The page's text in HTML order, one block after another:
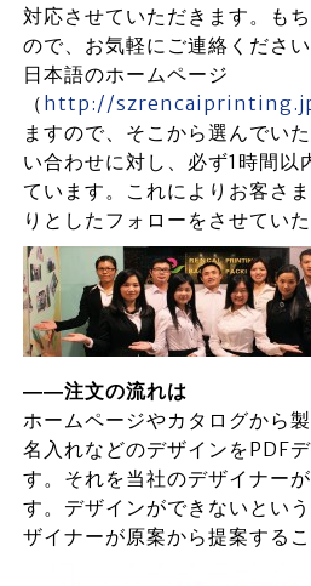
対応させていただきます。も
ので、お気軽にご連絡ください
日本語のホームページ
（ http://
ますので、そこから選んでい
い合わせに対し、必ず1時間以
ています。これによりお客さ
りとしたフォローをさせていた
――注文の流れは
ホームページやカタログから
名入れなどのデザインをPDF
す。それを当社のデザイナー
す。デザインができないとい
ザイナーが原案から提案するこ